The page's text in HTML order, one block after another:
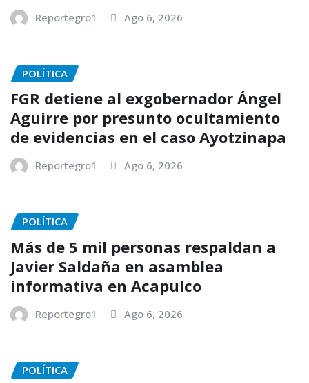
Reportegro1 Ago 6, 2026
POLÍTICA
FGR detiene al exgobernador Ángel
Aguirre por presunto ocultamiento
de evidencias en el caso Ayotzinapa
Reportegro1 Ago 6, 2026
POLÍTICA
Más de 5 mil personas respaldan a
Javier Saldaña en asamblea
informativa en Acapulco
Reportegro1 Ago 6, 2026
POLÍTICA